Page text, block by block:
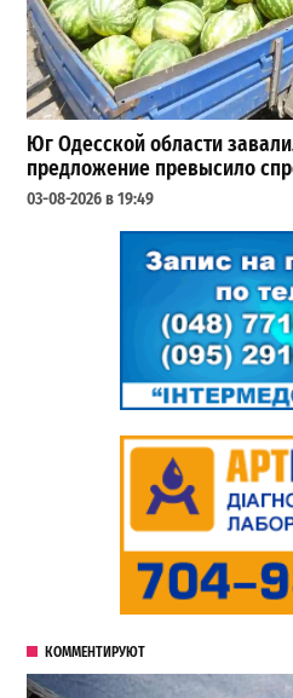
Юг Одесской области
предложение превысило
03-08-2026 в 19:49
КОММЕНТИРУЮТ